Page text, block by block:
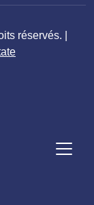
réservés. |